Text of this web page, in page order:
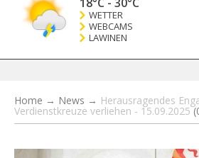
WETTER
WEBCAMS
LAWINEN
Home → News → Herausragendes
Verdienstkreuze verliehen - 15.09.2025